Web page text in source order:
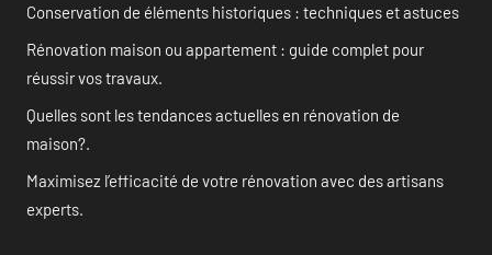
Conservation de éléments historiques : techniques et astuces
Rénovation maison ou appartement : guide complet pour
réussir vos travaux.
Quelles sont les tendances actuelles en rénovation de
maison?.
Maximisez l’efficacité de votre rénovation avec des artisans
experts.